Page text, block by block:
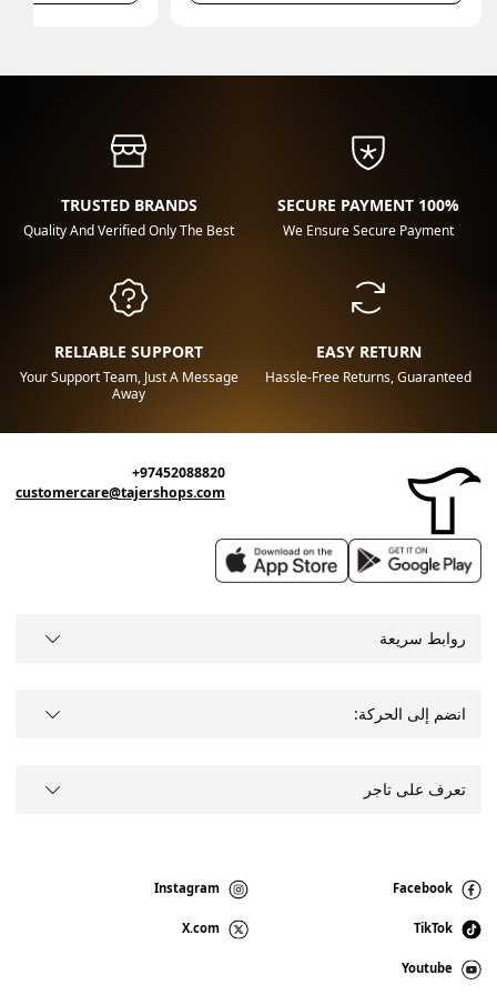
100% SECURE PAYMENT
We Ensure Secure Payment
TRUSTED BRANDS
Quality And Verified Only The Best
EASY RETURN
Hassle-Free Returns, Guaranteed
RELIABLE SUPPORT
Your Support Team, Just A Message
Away
+97452088820
customercare@tajershops.com
روابط سريعة
انضم إلى الحركة:
تعرف على تاجر
Facebook
Instagram
TikTok
X.com
Youtube